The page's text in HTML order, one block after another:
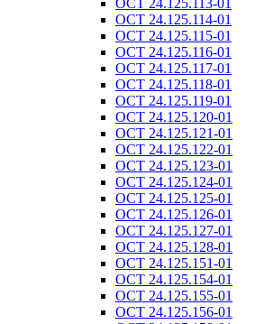
ОСТ 24.125.113-01
ОСТ 24.125.114-01
ОСТ 24.125.115-01
ОСТ 24.125.116-01
ОСТ 24.125.117-01
ОСТ 24.125.118-01
ОСТ 24.125.119-01
ОСТ 24.125.120-01
ОСТ 24.125.121-01
ОСТ 24.125.122-01
ОСТ 24.125.123-01
ОСТ 24.125.124-01
ОСТ 24.125.125-01
ОСТ 24.125.126-01
ОСТ 24.125.127-01
ОСТ 24.125.128-01
ОСТ 24.125.151-01
ОСТ 24.125.154-01
ОСТ 24.125.155-01
ОСТ 24.125.156-01